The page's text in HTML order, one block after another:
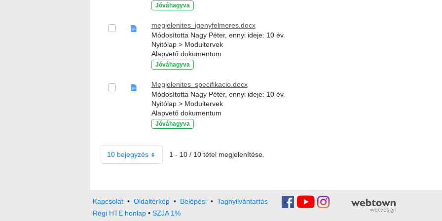
Jóváhagyva
megjelenites_igenyfelmeres.docx
Módosította Nagy Péter, ennyi ideje: 10 év.
Nyitólap > Modultervek
Alapvető dokumentum
Jóváhagyva
Megjelenites_specifikacio.docx
Módosította Nagy Péter, ennyi ideje: 10 év.
Nyitólap > Modultervek
Alapvető dokumentum
Jóváhagyva
10 bejegyzés 1 - 10 / 10 tétel megjelenítése.
Kapcsolat• Oldaltérkép• Belépési • Tagnyilvántartás
Régi HTE honlap • SZJA 1%